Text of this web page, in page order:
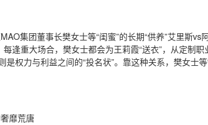
集团董事长樊女士等“闺蜜”的长期“供养”艾里斯
逢重大场合，樊女士都会为王莉霞“送衣”，从定制
是权力与利益之间的“投名状”。靠这种关系，樊女士
靡荒唐